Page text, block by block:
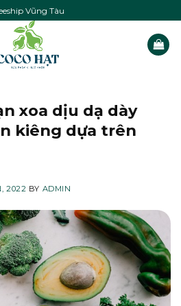
Vũng Tàu
xoa dịu dạ dày
kiêng dựa trên
2022 BY ADMIN